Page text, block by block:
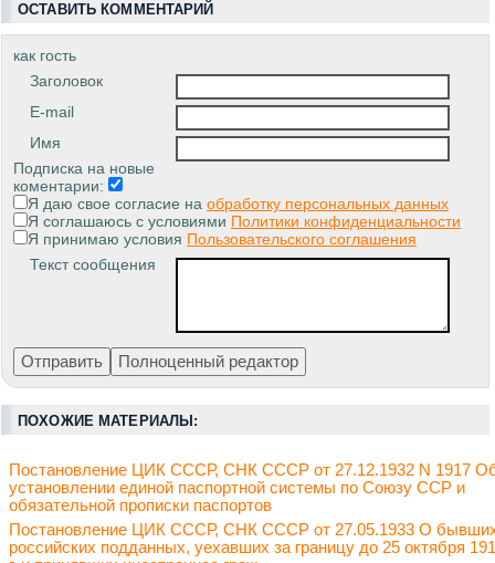
ОСТАВИТЬ КОММЕНТАРИЙ
как гость
Заголовок
E-mail
Имя
Подписка на новые
коментарии:
Я даю свое согласие на обработку персональных данных
Я соглашаюсь с условиями Политики конфиденциальности
Я принимаю условия Пользовательского соглашения
Текст сообщения
ПОХОЖИЕ МАТЕРИАЛЫ:
Постановление ЦИК СССР, СНК СССР от 27.12.1932 N 1917
установлении единой паспортной системы по Союзу ССР и
обязательной прописки паспортов
Постановление ЦИК СССР, СНК СССР от 27.05.1933 О
российских подданных, уехавших за границу до 25 октября